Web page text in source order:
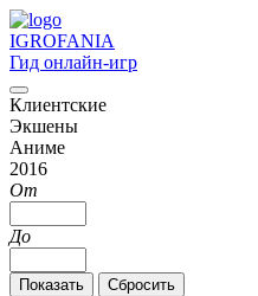
IGROFANIA
Гид онлайн-игр
Клиентские
Экшены
Аниме
2016
От
До